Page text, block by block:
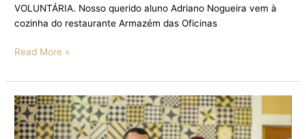
VOLUNTÁRIA. Nosso querido aluno Adriano Nogueira vem à
cozinha do restaurante Armazém das Oficinas
Read More »
CHEFs
DO
ARMAZÉM